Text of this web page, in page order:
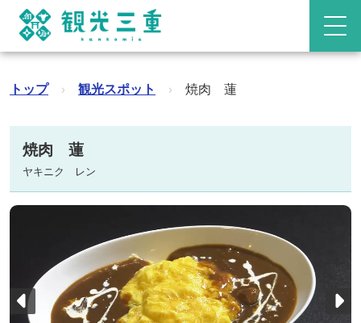
トップ › 観光スポット › 焼肉 蓮
焼肉 蓮
ヤキニク レン